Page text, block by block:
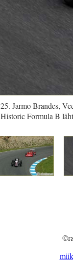
25. Jarmo Brandes,
Historic Formula B